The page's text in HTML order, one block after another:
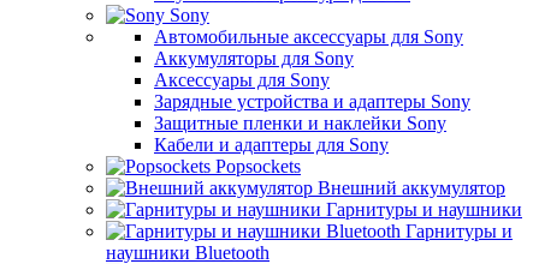
Sony
Автомобильные аксессуары для Sony
Аккумуляторы для Sony
Аксессуары для Sony
Зарядные устройства и адаптеры Sony
Защитные пленки и наклейки Sony
Кабели и адаптеры для Sony
Popsockets
Внешний аккумулятор
Гарнитуры и наушники
Гарнитуры и
наушники Bluetooth